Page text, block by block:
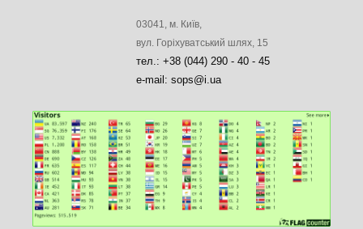
03041, м. Київ,
вул. Горіхуватський шлях, 15
тел.: +38 (044) 290 - 40 - 45
e-mail: sops@i.ua